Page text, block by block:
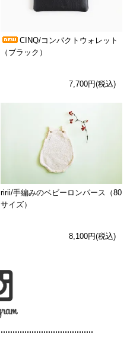
CINQ/コンパクトウォレット
（ブラック）
7,700円(税込)
ririi/手編みのベビーロンパース（80
サイズ）
8,100円(税込)